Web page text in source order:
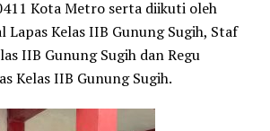
Kota Metro serta diikuti oleh
Kelas IIB Gunung Sugih, Staf
IIB Gunung Sugih dan Regu
Kelas IIB Gunung Sugih.